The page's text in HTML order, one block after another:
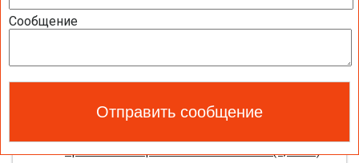
Сообщение
Полный обзор электроприводов для систем
вентиляции 2016 (17,5 МБ)
Каталог ЭЛЕКТРОПРИВОДЫ ДЛЯ
ВОЗДУШНЫХ ЗАСЛОНОК BELIMO 2016 (18,2